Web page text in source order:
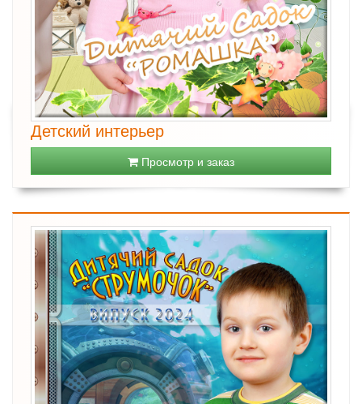
Детский интерьер
Просмотр и заказ